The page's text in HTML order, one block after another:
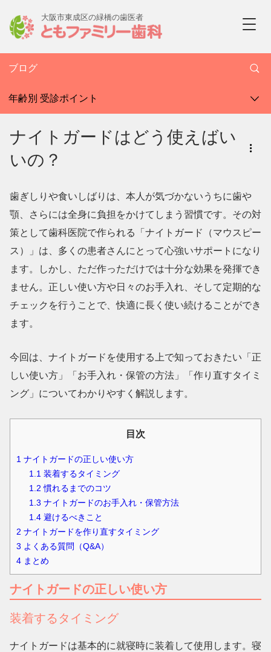
大阪市東成区の緑橋の歯医者
ブログ
年齢別 受診ポイント
ナイトガードはどう使えばい
いの？
歯ぎしりや食いしばりは、本人が気づかないうちに歯や
顎、さらには全身に負担をかけてしまう習慣です。その対
策として歯科医院で作られる「ナイトガード（マウスピー
ス）」は、多くの患者さんにとって心強いサポートになり
ます。しかし、ただ作っただけでは十分な効果を発揮でき
ません。正しい使い方や日々のお手入れ、そして定期的な
チェックを行うことで、快適に長く使い続けることができ
ます。
今回は、ナイトガードを使用する上で知っておきたい「正
しい使い方」「お手入れ・保管の方法」「作り直すタイミ
ング」についてわかりやすく解説します。
目次
1 ナイトガードの正しい使い方
1.1 装着するタイミング
1.2 慣れるまでのコツ
1.3 ナイトガードのお手入れ・保管方法
1.4 避けるべきこと
2 ナイトガードを作り直すタイミング
3 よくある質問（Q&A）
4 まとめ
ナイトガードの正しい使い方
装着するタイミング
ナイトガードは基本的に就寝時に装着して使用します。寝